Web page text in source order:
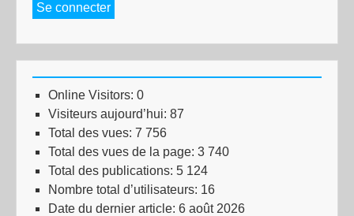
Se connecter
Online Visitors: 0
Visiteurs aujourd’hui: 87
Total des vues: 7 756
Total des vues de la page: 3 740
Total des publications: 5 124
Nombre total d’utilisateurs: 16
Date du dernier article: 6 août 2026